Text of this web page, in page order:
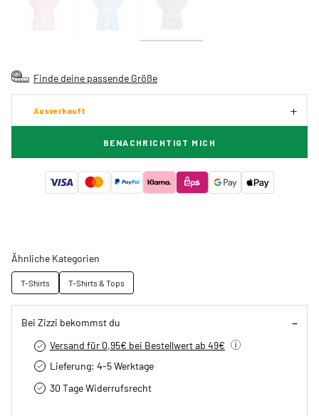
Finde deine passende Größe
Ausverkauft
BENACHRICHTIGT MICH
Ähnliche Kategorien
T-Shirts T-Shirts & Tops
Bei Zizzi bekommst du
Versand für 0,95€ bei Bestellwert ab 49€
Lieferung: 4-5 Werktage
30 Tage Widerrufsrecht